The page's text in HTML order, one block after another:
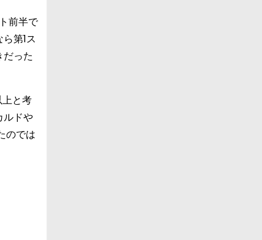
前半で
第1ス
だった
と考
ルドや
のでは